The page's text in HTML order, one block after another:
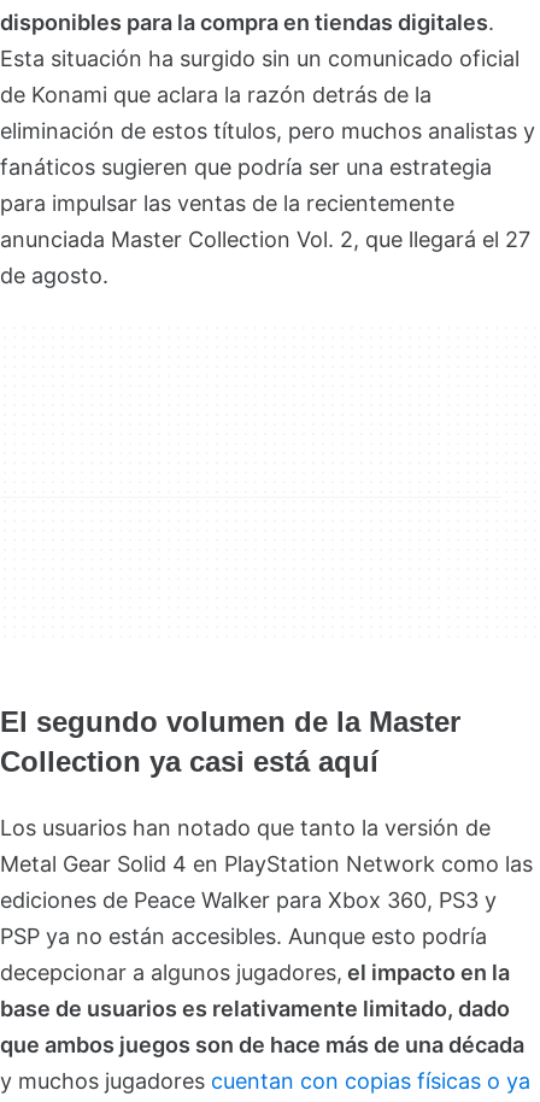
disponibles para la compra en tiendas digitales.
Esta situación ha surgido sin un comunicado oficial
de Konami que aclara la razón detrás de la
eliminación de estos títulos, pero muchos analistas y
fanáticos sugieren que podría ser una estrategia
para impulsar las ventas de la recientemente
anunciada Master Collection Vol. 2, que llegará el 27
de agosto.
El segundo volumen de la Master
Collection ya casi está aquí
Los usuarios han notado que tanto la versión de
Metal Gear Solid 4 en PlayStation Network como las
ediciones de Peace Walker para Xbox 360, PS3 y
PSP ya no están accesibles. Aunque esto podría
decepcionar a algunos jugadores, el impacto en la
base de usuarios es relativamente limitado, dado
que ambos juegos son de hace más de una década
y muchos jugadores cuentan con copias físicas o ya